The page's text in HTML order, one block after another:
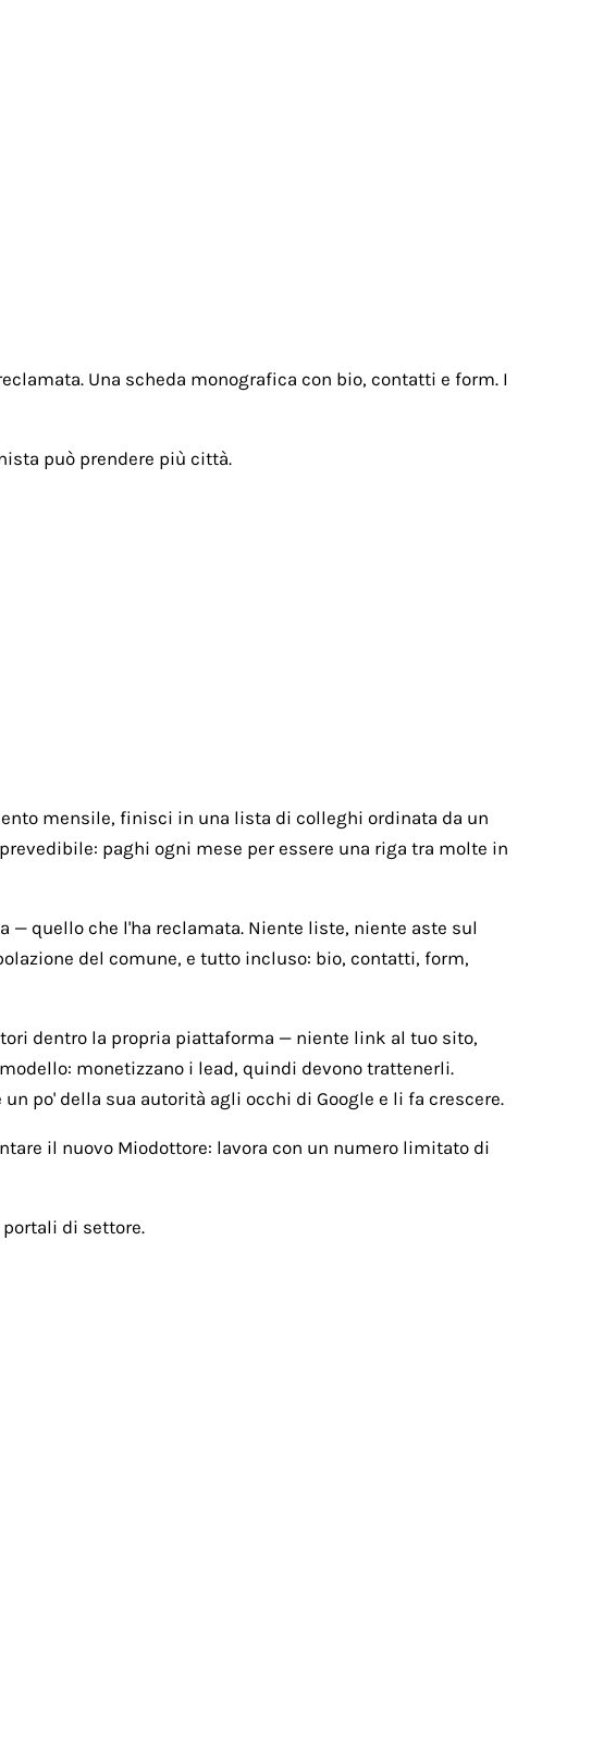
Una scheda monografica con bio, contatti e form. I
può prendere più città.
mensile, finisci in una lista di colleghi ordinata da un
paghi ogni mese per essere una riga tra molte in
— quello che l'ha reclamata. Niente liste, niente aste sul
del comune, e tutto incluso: bio, contatti, form,
dentro la propria piattaforma — niente link al tuo sito,
monetizzano i lead, quindi devono trattenerli.
po' della sua autorità agli occhi di Google e li fa crescere.
il nuovo Miodottore: lavora con un numero limitato di
di settore.